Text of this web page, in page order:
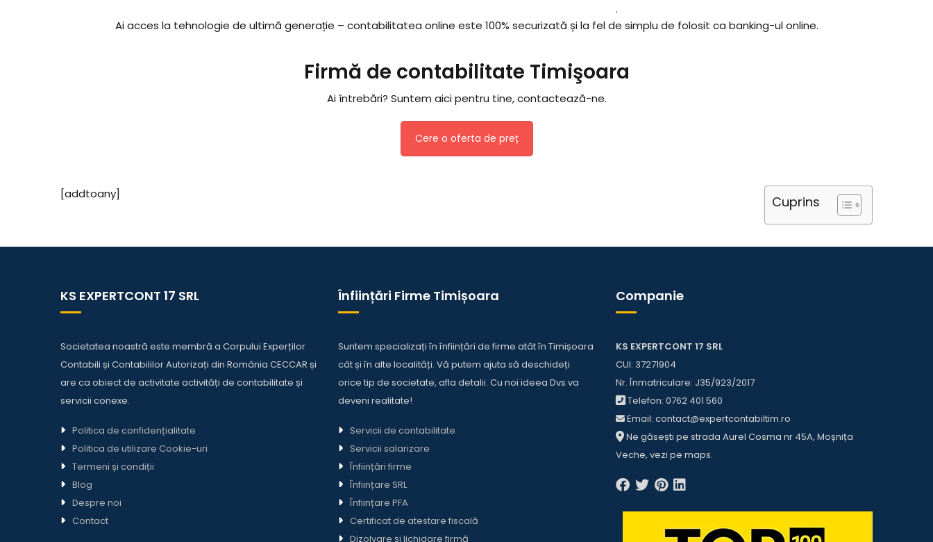
.
Ai acces la tehnologie de ultimă generație – contabilitatea online este 100% securizată și la fel de simplu de folosit ca banking-ul online.
Firmă de contabilitate Timişoara
Ai întrebări? Suntem aici pentru tine, contactează-ne.
Cere o oferta de preț
[addtoany] Cuprins
KS EXPERTCONT 17 SRL
Societatea noastră este membră a Corpului Experților
Contabili și Contabililor Autorizați din România CECCAR și
are ca obiect de activitate activități de contabilitate și
servicii conexe.
Politica de confidențialitate
Politica de utilizare Cookie-uri
Termeni și condiții
Blog
Despre noi
Contact
Înființări Firme Timișoara
Suntem specializați în înființări de firme atât în Timișoara
cât și în alte localități. Vă putem ajuta să deschideți
orice tip de societate, afla detalii. Cu noi ideea Dvs va
deveni realitate!
Servicii de contabilitate
Servicii salarizare
Înființări firme
Înființare SRL
Înființare PFA
Certificat de atestare fiscală
Dizolvare și lichidare firmă
Companie
KS EXPERTCONT 17 SRL
CUI: 37271904
Nr. Înmatriculare: J35/923/2017
Telefon: 0762 401 560
Email: contact@expertcontabiltim.ro
Ne găsești pe strada Aurel Cosma nr 45A, Moșnița
Veche, vezi pe maps.